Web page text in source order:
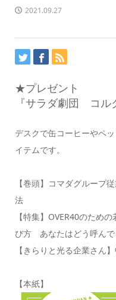
2021.09.27
★プレゼント
『サラダ劇団 コル
デスクで缶コーヒーやペ
イテムです。
【巻頭】コマダグループ
法
【特集】OVER40のため
び方 あなたはどう呼んで
【きらりと光る企業さん
【本紙】